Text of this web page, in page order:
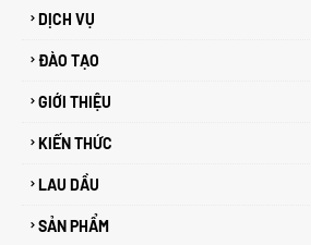
DỊCH VỤ
ĐÀO TẠO
GIỚI THIỆU
KIẾN THỨC
LAU DẦU
SẢN PHẨM